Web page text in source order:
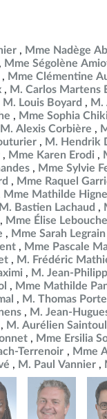
Mme Nadège
Mme Ségolène
Mme Clémentine
M. Carlos Martens
M. Louis Boyard M.
Mme Sophia
M. Alexis Corbière
M. Hendrik
Mme Karen Erodi
Mme Sylvie
Mme Raquel
Mme Mathilde
M. Bastien Lachaud
Mme Élise
Mme Sarah Legrain
Mme Pascale
M. Frédéric
M. Jean-
Mme Mathilde
M. Thomas
M. Jean-
M. Aurélien Saintoul
Mme Ersilia
Terrenoir
Mme
M. Paul Vannier